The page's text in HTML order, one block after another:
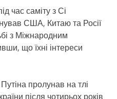
час саміту з Сі
США, Китаю та Росії
з Міжнародним
що їхні інтереси
пролунав на тлі
після чотирьох років